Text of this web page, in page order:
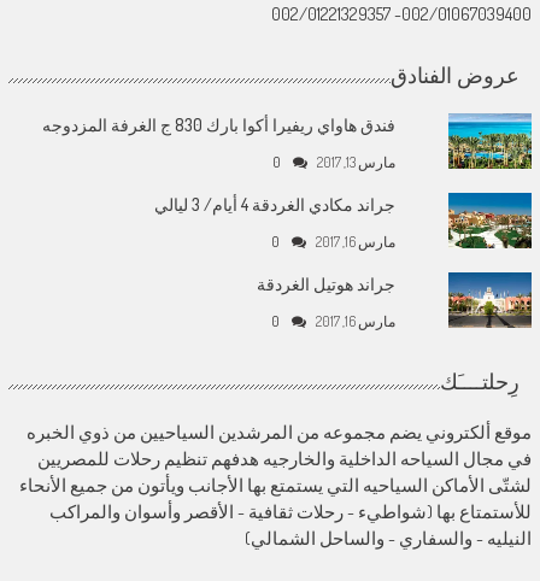
002/01067039400- 002/01221329357
عروض الفنادق
فندق هاواي ريفيرا أكوا بارك 830 ج الغرفة المزدوجه
مارس 13, 2017 0
جراند مكادي الغردقة 4 أيام/ 3 ليالي
مارس 16, 2017 0
جراند هوتيل الغردقة
مارس 16, 2017 0
رِحلتــــَك
موقع ألكتروني يضم مجموعه من المرشدين السياحيين من ذوي الخبره
في مجال السياحه الداخلية والخارجيه هدفهم تنظيم رحلات للمصريين
لشتّى الأماكن السياحيه التي يستمتع بها الأجانب ويأتون من جميع الأنحاء
للأستمتاع بها (شواطيء - رحلات ثقافية - الأقصر وأسوان والمراكب
النيليه - والسفاري - والساحل الشمالي)